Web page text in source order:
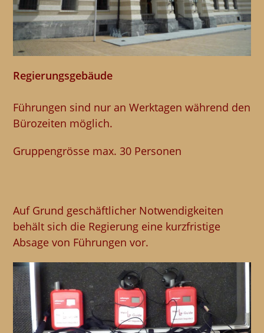
Regierungsgebäude
Führungen sind nur an Werktagen während den
Bürozeiten möglich.
Gruppengrösse max. 30 Personen
Auf Grund geschäftlicher Notwendigkeiten
behält sich die Regierung eine kurzfristige
Absage von Führungen vor.